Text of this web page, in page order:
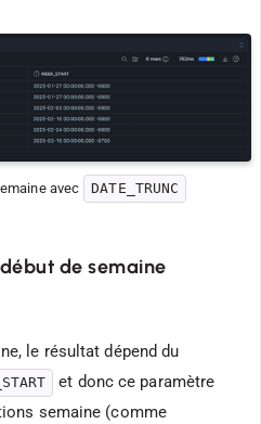
avec DATE_TRUNC
de semaine
le résultat dépend du
et donc ce paramètre
semaine (comme